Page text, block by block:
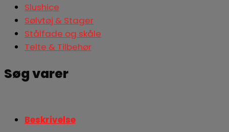
Slushice
Sølvtøj & Stager
Stålfade og skåle
Telte & Tilbehør
Søg varer
Beskrivelse